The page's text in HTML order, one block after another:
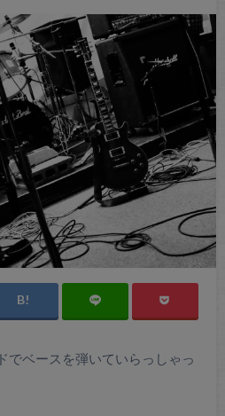
でベースを弾いていらっしゃっ